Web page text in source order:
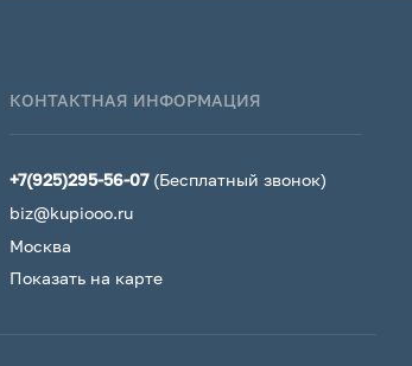
КОНТАКТНАЯ ИНФОРМАЦИЯ
+7(925)295-56-07(Бесплатный звонок)
biz@kupiooo.ru
Москва
Показать на карте